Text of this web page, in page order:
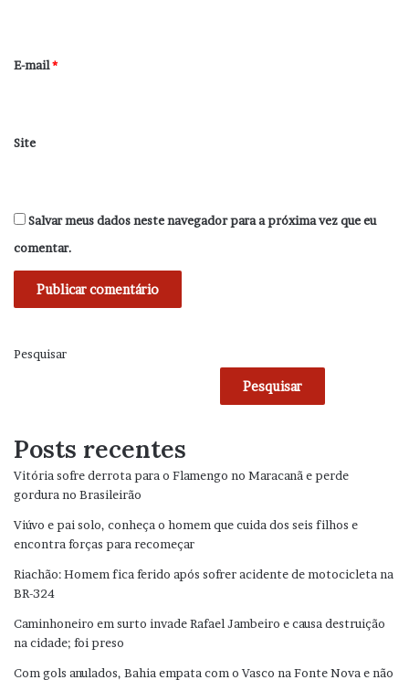
*
E-mail*
Site
Salvar meus dados neste navegador para a próxima vez que eu
comentar.
Pesquisar
Pesquisar
Posts recentes
Vitória sofre derrota para o Flamengo no Maracanã e perde
gordura no Brasileirão
Viúvo e pai solo, conheça o homem que cuida dos seis filhos e
encontra forças para recomeçar
Riachão: Homem fica ferido após sofrer acidente de motocicleta na
BR-324
Caminhoneiro em surto invade Rafael Jambeiro e causa destruição
na cidade; foi preso
Com gols anulados, Bahia empata com o Vasco na Fonte Nova e não